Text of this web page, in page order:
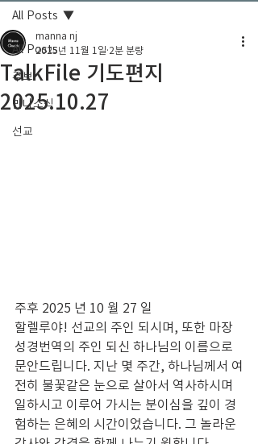
All Posts
주보
만나소식
선교
All Posts
TalkFile 기도편지
2025.10.27
manna nj
2025년 11월 1일 2분 분량
주후 2025 년 10 월 27 일
할렐루야! 선교의 주인 되시며, 또한 마장
성경번역의 주인 되신 하나님의 이름으로
문안드립니다. 지난 몇 주간, 하나님께서 여
전히 불꽃같은 눈으로 살아서 역사하시며
일하시고 이루어 가시는 분이심을 깊이 경
험하는 은혜의 시간이었습니다. 그 놀라운